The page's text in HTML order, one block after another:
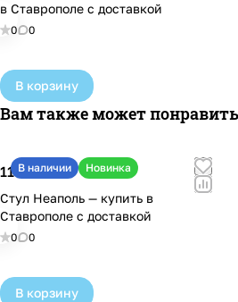
в Ставрополе с доставкой
0 0
В корзину
Вам также может
В наличии Новинка
11 700 ₽
Стул Неаполь — купить в
Ставрополе с доставкой
0 0
В корзину